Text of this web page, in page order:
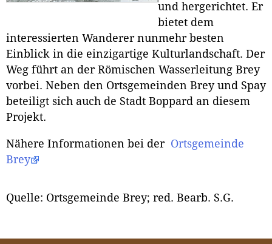
und hergerichtet. Er
bietet dem
interessierten Wanderer nunmehr besten
Einblick in die einzigartige Kulturlandschaft. Der
Weg führt an der Römischen Wasserleitung Brey
vorbei. Neben den Ortsgemeinden Brey und Spay
beteiligt sich auch de Stadt Boppard an diesem
Projekt.
Nähere Informationen bei der Ortsgemeinde
Brey
Quelle: Ortsgemeinde Brey; red. Bearb. S.G.